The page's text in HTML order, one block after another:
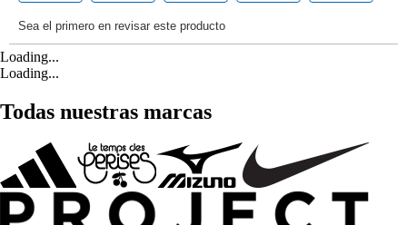
Loading...
Loading...
Todas nuestras marcas